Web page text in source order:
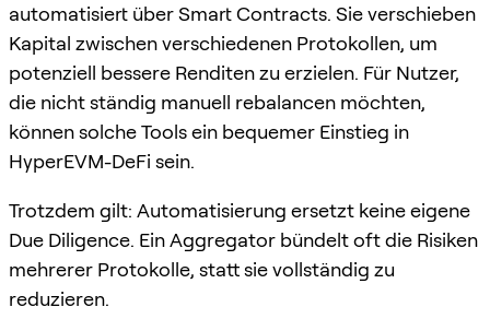
automatisiert über Smart Contracts. Sie verschieben
Kapital zwischen verschiedenen Protokollen, um
potenziell bessere Renditen zu erzielen. Für Nutzer,
die nicht ständig manuell rebalancen möchten,
können solche Tools ein bequemer Einstieg in
HyperEVM-DeFi sein.
Trotzdem gilt: Automatisierung ersetzt keine eigene
Due Diligence. Ein Aggregator bündelt oft die Risiken
mehrerer Protokolle, statt sie vollständig zu
reduzieren.